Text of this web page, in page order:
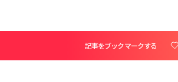
記事をブックマークする